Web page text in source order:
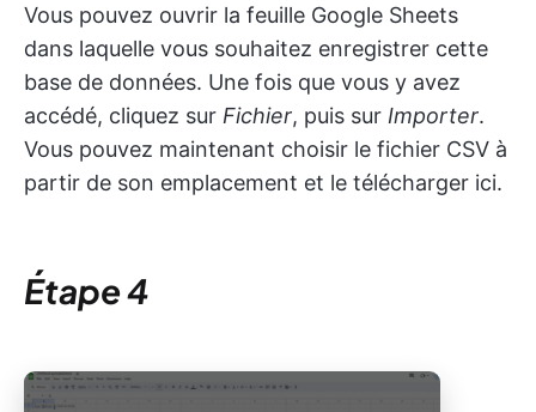
Vous pouvez ouvrir la feuille Google Sheets
dans laquelle vous souhaitez enregistrer cette
base de données. Une fois que vous y avez
accédé, cliquez sur Fichier, puis sur Importer.
Vous pouvez maintenant choisir le fichier CSV à
partir de son emplacement et le télécharger ici.
Étape 4